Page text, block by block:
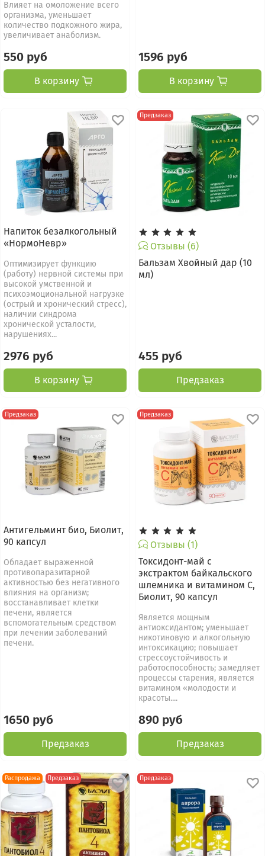
Влияет на омоложение всего
организма, уменьшает
количество подкожного жира,
увеличивает анаболизм.
550 руб
В корзину
1596 руб
В корзину
Напиток безалкогольный
«НормоНевр»
Оптимизирует функцию
(работу) нервной системы при
высокой умственной и
психоэмоциональной нагрузке
(острый и хронический стресс),
наличии синдрома
хронической усталости,
нарушениях...
2976 руб
В корзину
Предзаказ
Отзывы (6)
Бальзам Хвойный дар (10
мл)
455 руб
Предзаказ
Предзаказ
Антигельминт био, Биолит,
90 капсул
Обладает выраженной
противопаразитарной
активностью без негативного
влияния на организм;
восстанавливает клетки
печени, является
вспомогательным средством
при лечении заболеваний
печени.
1650 руб
Предзаказ
Предзаказ
Отзывы (1)
Токсидонт-май с
экстрактом байкальского
шлемника и витамином С,
Биолит, 90 капсул
Является мощным
антиоксидантом; уменьшает
никотиновую и алкогольную
интоксикацию; повышает
стрессоустойчивость и
работоспособность; замедляет
процессы старения, является
витамином «молодости и
красоты....
890 руб
Предзаказ
Распродажа Предзаказ Предзаказ